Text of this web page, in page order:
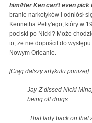
him/Her Ken can’t even
branie narkotyków i odniósł
Kennetha Petty'ego, który w
pociski po Nicki? Może
to, że nie dopuścił do
Nowym Orleanie.
[Ciąg dalszy artykułu poniżej]
Jay-Z dissed Nicki
being off drugs:
“That lady back on that